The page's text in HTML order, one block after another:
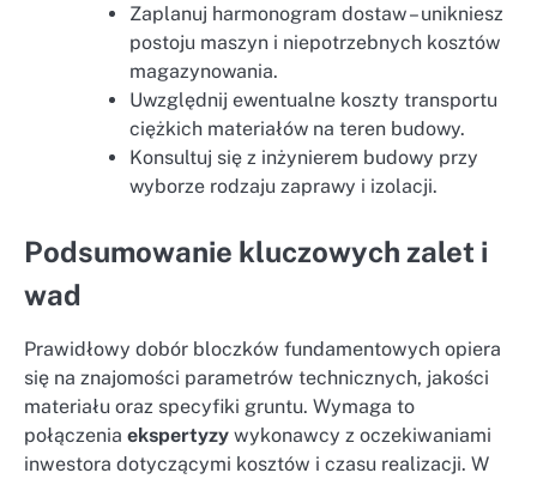
Zaplanuj harmonogram dostaw – unikniesz
postoju maszyn i niepotrzebnych kosztów
magazynowania.
Uwzględnij ewentualne koszty transportu
ciężkich materiałów na teren budowy.
Konsultuj się z inżynierem budowy przy
wyborze rodzaju zaprawy i izolacji.
Podsumowanie kluczowych zalet i
wad
Prawidłowy dobór bloczków fundamentowych opiera
się na znajomości parametrów technicznych, jakości
materiału oraz specyfiki gruntu. Wymaga to
połączenia ekspertyzy wykonawcy z oczekiwaniami
inwestora dotyczącymi kosztów i czasu realizacji. W